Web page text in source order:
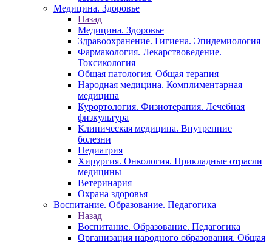
Медицина. Здоровье
Назад
Медицина. Здоровье
Здравоохранение. Гигиена. Эпидемиология
Фармакология. Лекарствоведение.
Токсикология
Общая патология. Общая терапия
Народная медицина. Комплиментарная
медицина
Курортология. Физиотерапия. Лечебная
физкультура
Клиническая медицина. Внутренние
болезни
Педиатрия
Хирургия. Онкология. Прикладные отрасли
медицины
Ветеринария
Охрана здоровья
Воспитание. Образование. Педагогика
Назад
Воспитание. Образование. Педагогика
Организация народного образования. Общая